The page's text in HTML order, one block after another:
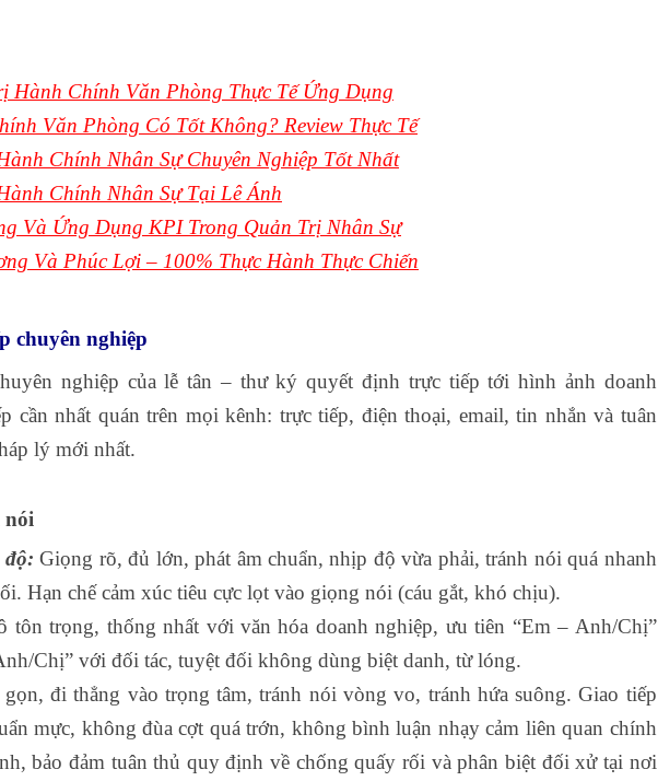
Hành Chính Văn Phòng Thực Tế Ứng Dụng
Văn Phòng Có Tốt Không? Review Thực Tế
Chính Nhân Sự Chuyên Nghiệp Tốt Nhất
Chính Nhân Sự Tại Lê Ánh
Và Ứng Dụng KPI Trong Quản Trị Nhân Sự
Và Phúc Lợi – 100% Thực Hành Thực Chiến
chuyên nghiệp
nghiệp của lễ tân – thư ký quyết định trực tiếp tới hình ảnh doanh
cần nhất quán trên mọi kênh: trực tiếp, điện thoại, email, tin nhắn và tuân
lý mới nhất.
nói
Giọng rõ, đủ lớn, phát âm chuẩn, nhịp độ vừa phải, tránh nói quá nhanh
Hạn chế cảm xúc tiêu cực lọt vào giọng nói (cáu gắt, khó chịu).
tôn trọng, thống nhất với văn hóa doanh nghiệp, ưu tiên “Em – Anh/Chị”
Chị” với đối tác, tuyệt đối không dùng biệt danh, từ lóng.
gọn, đi thẳng vào trọng tâm, tránh nói vòng vo, tránh hứa suông. Giao tiếp
mực, không đùa cợt quá trớn, không bình luận nhạy cảm liên quan chính
bảo đảm tuân thủ quy định về chống quấy rối và phân biệt đối xử tại nơi